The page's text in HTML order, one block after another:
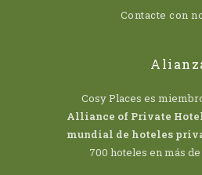
Contacte con
Cosy Places es
Alliance of Private
mundial de hoteles
700 hoteles en más